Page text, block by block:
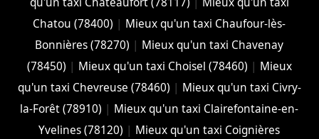
Chatou (78400) | Mieux qu'un taxi Chaufour-lès-
Bonnières (78270) | Mieux qu'un taxi Chavenay
(78450) | Mieux qu'un taxi Choisel (78460) | Mieux
qu'un taxi Chevreuse (78460) | Mieux qu'un taxi Civry-
la-Forêt (78910) | Mieux qu'un taxi Clairefontaine-en-
Yvelines (78120) | Mieux qu'un taxi Coignières